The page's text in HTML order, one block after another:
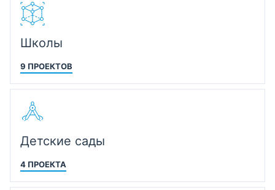
Школы
9 ПРОЕКТОВ
Детские сады
4 ПРОЕКТА